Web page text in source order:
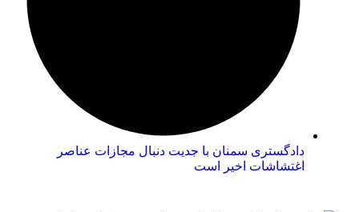
دادگستری سمنان با جدیت دنبال مجازات عناصر
اغتشاشات اخیر است